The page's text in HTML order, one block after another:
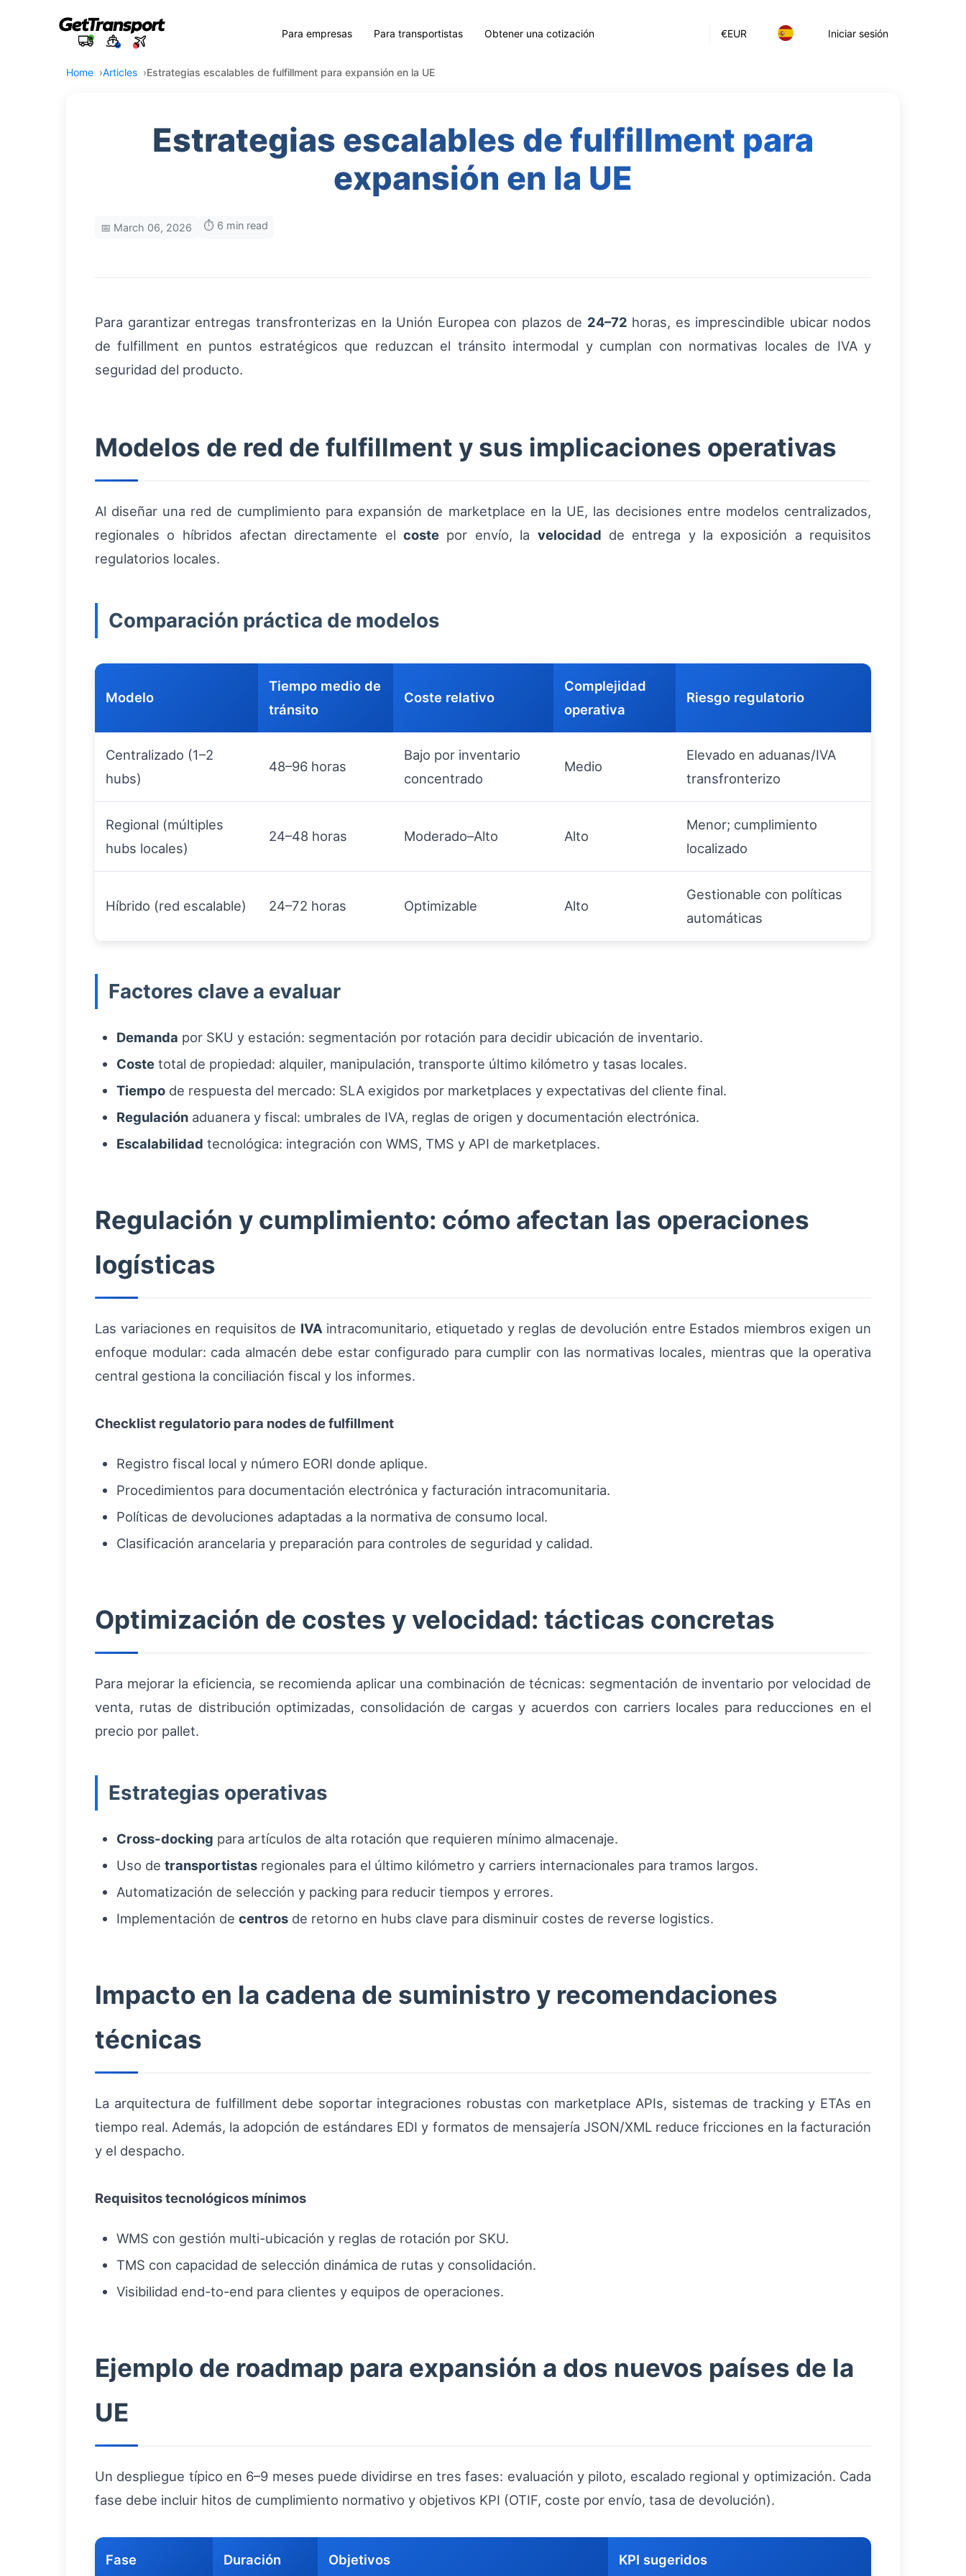
€EUR Iniciar sesión
Para empresas Para transportistas Obtener una cotización
Home Articles Estrategias escalables de fulfillment para expansión en la UE
Estrategias escalables de fulfillment para
expansión en la UE
📅 March 06, 2026 ⏱️ 6 min read
Para garantizar entregas transfronterizas en la Unión Europea con plazos de 24–72 horas, es imprescindible ubicar nodos
de fulfillment en puntos estratégicos que reduzcan el tránsito intermodal y cumplan con normativas locales de IVA y
seguridad del producto.
Modelos de red de fulfillment y sus implicaciones operativas
Al diseñar una red de cumplimiento para expansión de marketplace en la UE, las decisiones entre modelos centralizados,
regionales o híbridos afectan directamente elcoste por envío, la velocidad de entrega y la exposición a requisitos
regulatorios locales.
Comparación práctica de modelos
Modelo
Tiempo medio de
tránsito
Coste relativo
Complejidad
operativa
Riesgo regulatorio
Centralizado (1–2
hubs)
48–96 horas
Bajo por inventario
concentrado
Medio
Elevado en aduanas/IVA
transfronterizo
Regional (múltiples
hubs locales)
24–48 horas Moderado–Alto Alto
Menor; cumplimiento
localizado
Híbrido (red escalable) 24–72 horas Optimizable Alto
Gestionable con políticas
automáticas
Factores clave a evaluar
Demanda por SKU y estación: segmentación por rotación para decidir ubicación de inventario.
Coste total de propiedad: alquiler, manipulación, transporte último kilómetro y tasas locales.
Tiempo de respuesta del mercado: SLA exigidos por marketplaces y expectativas del cliente final.
Regulación aduanera y fiscal: umbrales de IVA, reglas de origen y documentación electrónica.
Escalabilidad tecnológica: integración con WMS, TMS y API de marketplaces.
Regulación y cumplimiento: cómo afectan las operaciones
logísticas
Las variaciones en requisitos de IVA intracomunitario, etiquetado y reglas de devolución entre Estados miembros exigen un
enfoque modular: cada almacén debe estar configurado para cumplir con las normativas locales, mientras que la operativa
central gestiona la conciliación fiscal y los informes.
Checklist regulatorio para nodes de fulfillment
Registro fiscal local y número EORI donde aplique.
Procedimientos para documentación electrónica y facturación intracomunitaria.
Políticas de devoluciones adaptadas a la normativa de consumo local.
Clasificación arancelaria y preparación para controles de seguridad y calidad.
Optimización de costes y velocidad: tácticas concretas
Para mejorar la eficiencia, se recomienda aplicar una combinación de técnicas: segmentación de inventario por velocidad de
venta, rutas de distribución optimizadas, consolidación de cargas y acuerdos con carriers locales para reducciones en el
precio por pallet.
Estrategias operativas
Cross-docking para artículos de alta rotación que requieren mínimo almacenaje.
Uso de transportistas regionales para el último kilómetro y carriers internacionales para tramos largos.
Automatización de selección y packing para reducir tiempos y errores.
Implementación de centros de retorno en hubs clave para disminuir costes de reverse logistics.
Impacto en la cadena de suministro y recomendaciones
técnicas
La arquitectura de fulfillment debe soportar integraciones robustas con marketplace APIs, sistemas de tracking y ETAs en
tiempo real. Además, la adopción de estándares EDI y formatos de mensajería JSON/XML reduce fricciones en la facturación
y el despacho.
Requisitos tecnológicos mínimos
WMS con gestión multi-ubicación y reglas de rotación por SKU.
TMS con capacidad de selección dinámica de rutas y consolidación.
Visibilidad end-to-end para clientes y equipos de operaciones.
Ejemplo de roadmap para expansión a dos nuevos países de la
UE
Un despliegue típico en 6–9 meses puede dividirse en tres fases: evaluación y piloto, escalado regional y optimización. Cada
fase debe incluir hitos de cumplimiento normativo y objetivos KPI (OTIF, coste por envío, tasa de devolución).
Fase Duración Objetivos KPI sugeridos